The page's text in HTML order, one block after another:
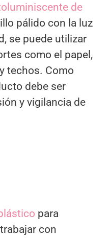
de
pálido con la luz
se puede utilizar
como el papel,
techos. Como
debe ser
y vigilancia de
para
con